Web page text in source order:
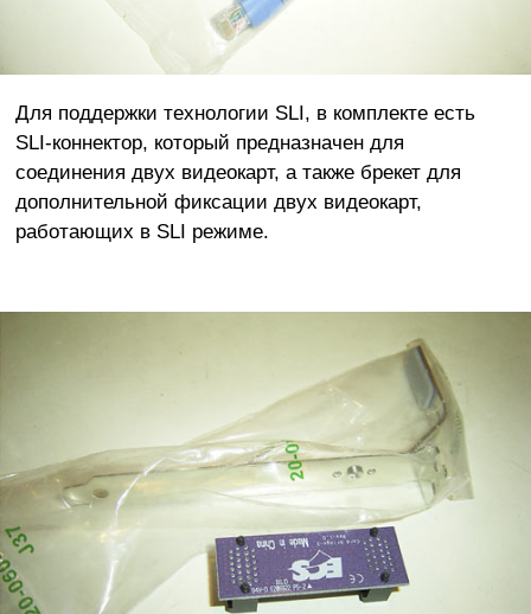
Для поддержки технологии SLI, в комплекте есть
SLI-коннектор, который предназначен для
соединения двух видеокарт, а также брекет для
дополнительной фиксации двух видеокарт,
работающих в SLI режиме.